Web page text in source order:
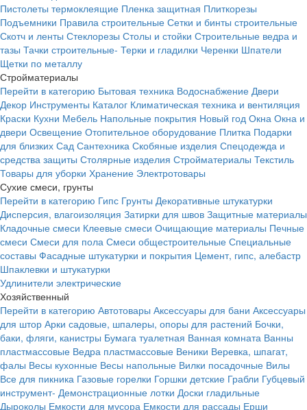
Пистолеты термоклеящие Пленка защитная Плиткорезы
Подъемники Правила строительные Сетки и бинты строительные
Скотч и ленты Стеклорезы Столы и стойки Строительные ведра и
тазы Тачки строительные- Терки и гладилки Черенки Шпатели
Щетки по металлу
Стройматериалы
Перейти в категорию Бытовая техника Водоснабжение Двери
Декор Инструменты Каталог Климатическая техника и вентиляция
Краски Кухни Мебель Напольные покрытия Новый год Окна Окна и
двери Освещение Отопительное оборудование Плитка Подарки
для близких Сад Сантехника Скобяные изделия Спецодежда и
средства защиты Столярные изделия Стройматериалы Текстиль
Товары для уборки Хранение Электротовары
Сухие смеси, грунты
Перейти в категорию Гипс Грунты Декоративные штукатурки
Дисперсия, влагоизоляция Затирки для швов Защитные материалы
Кладочные смеси Клеевые смеси Очищающие материалы Печные
смеси Смеси для пола Смеси общестроительные Специальные
составы Фасадные штукатурки и покрытия Цемент, гипс, алебастр
Шпаклевки и штукатурки
Удлинители электрические
Хозяйственный
Перейти в категорию Автотовары Аксессуары для бани Аксессуары
для штор Арки садовые, шпалеры, опоры для растений Бочки,
баки, фляги, канистры Бумага туалетная Ванная комната Ванны
пластмассовые Ведра пластмассовые Веники Веревка, шпагат,
фалы Весы кухонные Весы напольные Вилки посадочные Вилы
Все для пикника Газовые горелки Горшки детские Грабли Губцевый
инструмент- Демонстрационные лотки Доски гладильные
Дыроколы Емкости для мусора Емкости для рассады Ерши